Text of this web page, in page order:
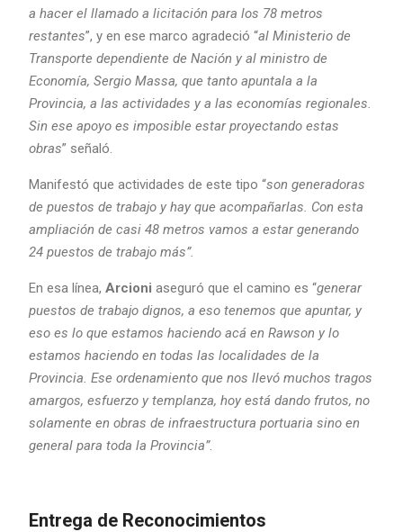
a hacer el llamado a licitación para los 78 metros
restantes”, y en ese marco agradeció “al Ministerio de
Transporte dependiente de Nación y al ministro de
Economía, Sergio Massa, que tanto apuntala a la
Provincia, a las actividades y a las economías regionales.
Sin ese apoyo es imposible estar proyectando estas
obras” señaló.
Manifestó que actividades de este tipo “son generadoras
de puestos de trabajo y hay que acompañarlas. Con esta
ampliación de casi 48 metros vamos a estar generando
24 puestos de trabajo más”.
En esa línea, Arcioni aseguró que el camino es “generar
puestos de trabajo dignos, a eso tenemos que apuntar, y
eso es lo que estamos haciendo acá en Rawson y lo
estamos haciendo en todas las localidades de la
Provincia. Ese ordenamiento que nos llevó muchos tragos
amargos, esfuerzo y templanza, hoy está dando frutos, no
solamente en obras de infraestructura portuaria sino en
general para toda la Provincia”.
Entrega de Reconocimientos